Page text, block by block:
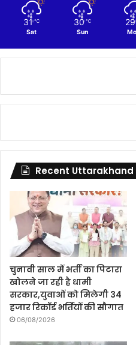
31 ℃
Sat
30 ℃
Sun
29
Recent Uttarakhand
चुनावी साल में भर्ती का पिटारा
खोलने जा रही है धामी
सरकार,युवाओं को मिलेगी 34
हजार रिकॉर्ड भर्तियों की सौगात
06/08/2026